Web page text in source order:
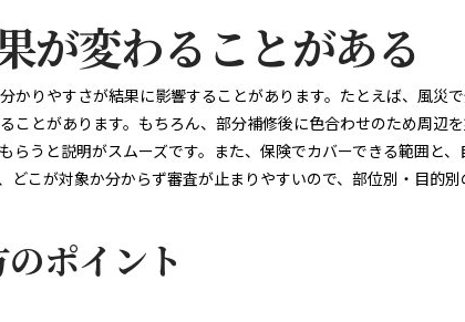
が変わることがある
かりやすさが結果に影響することがあります。たとえば、風災
とがあります。もちろん、部分補修後に色合わせのため周辺
うと説明がスムーズです。また、保険でカバーできる範囲と
こが対象か分からず審査が止まりやすいので、部位別・目的
ポイント